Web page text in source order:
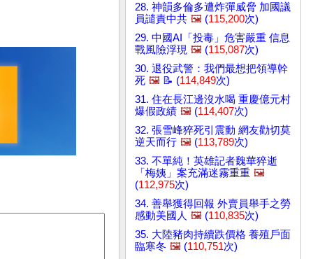
28. 神韻多倫多遭炸彈威脅 加國議
員譴責中共 🖼️ (115,200次)
29. 中國AI「投毒」危害嚴重 信息
戰風險浮現 🖼️ (115,087次)
30. 退役武警：我們最想把領導幹
死 🖼️ 📝 (114,849次)
31. 住在長江邊沒水喝 重慶億元村
爆假政績 🖼️ (114,407次)
32. 張雪峰猝死引震動 網友勸切莫
逆天而行 🖼️ (113,789次)
33. 不單純！英雄記者魏華猝逝
「梅姨」案充滿迷霧重重 🖼️
(112,975次)
34. 善舉獲得回報 外賣員舉手之勞
感動美國人 🖼️ (110,835次)
35. 大陸豬肉持續跌價格 養殖戶面
臨寒冬 🖼️ (110,751次)